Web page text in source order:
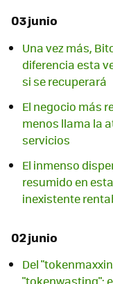
03 junio
Una vez más,
diferencia esta
si se recuperará
El negocio más
menos llama la
servicios
El inmenso
resumido en
inexistente
02 junio
Del